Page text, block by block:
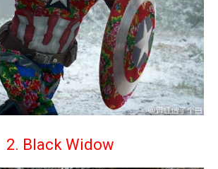
2. Black Widow